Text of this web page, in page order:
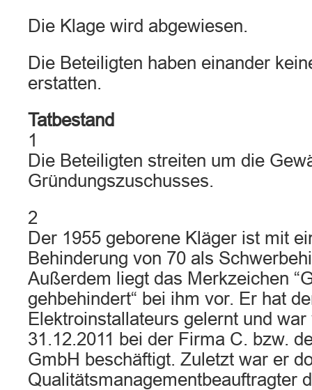
Die Klage wird abgewiesen.
Die Beteiligten haben einander
erstatten.
Tatbestand
1
Die Beteiligten streiten um die
Gründungszuschusses.
2
Der 1955 geborene Kläger ist mit
Behinderung von 70 als
Außerdem liegt das Merkzeichen
gehbehindert“ bei ihm vor. Er hat
Elektroinstallateurs gelernt und
31.12.2011 bei der Firma C. bzw.
GmbH beschäftigt. Zuletzt war er
Qualitätsmanagementbeauftragter